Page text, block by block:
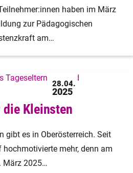
haben im März
zur Pädagogischen
am…
28.04.
2025
Kleinsten
gibt es in Oberösterreich. Seit
mehr, denn am
März 2025…